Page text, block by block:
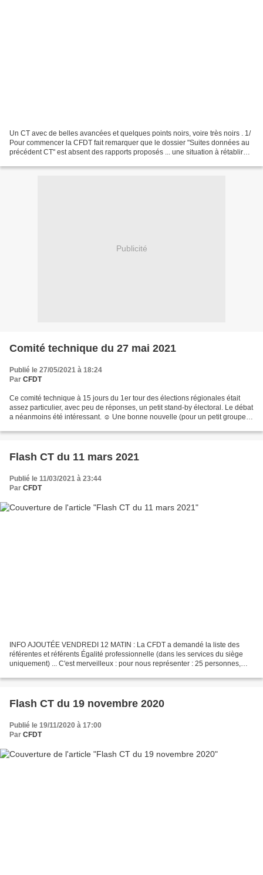
Un CT avec de belles avancées et quelques points noirs, voire très noirs . 1/
Pour commencer la CFDT fait remarquer que le dossier "Suites données au
précédent CT" est absent des rapports proposés ... une situation à rétablir
Publicité
Comité technique du 27 mai 2021
Publié le 27/05/2021 à 18:24
Par CFDT
Ce comité technique à 15 jours du 1er tour des élections régionales était
assez particulier, avec peu de réponses, un petit stand-by électoral. Le débat
a néanmoins été intéressant. ☺ Une bonne nouvelle (pour un petit groupe,
Flash CT du 11 mars 2021
Publié le 11/03/2021 à 23:44
Par CFDT
INFO AJOUTÉE VENDREDI 12 MATIN : La CFDT a demandé la liste des
référentes et référents Égalité professionnelle (dans les services du siège
uniquement) ... C'est merveilleux : pour nous représenter : 25 personnes,
Flash CT du 19 novembre 2020
Publié le 19/11/2020 à 17:00
Par CFDT